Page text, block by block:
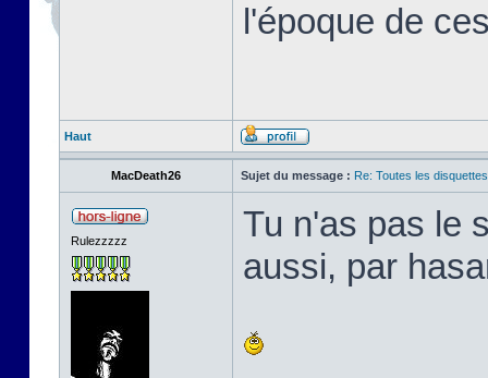
l'époque de
Haut
MacDeath26 Sujet du message : Re: Toutes les
Rulezzzzz
Tu n'as pas le
aussi, par